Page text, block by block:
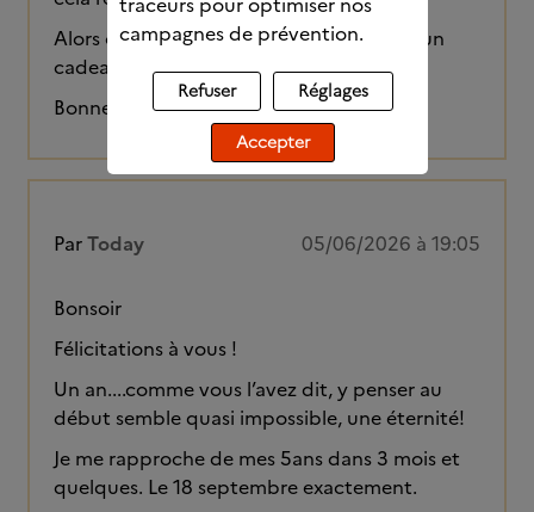
Alors oui, peut-être qu’il y a malgré tout un
cadeau caché derrière cette épreuve.
Bonne continuation à toi.
ParToday 05/06/2026 à 19:05
Bonsoir
Félicitations à vous !
Un an....comme vous l’avez dit, y penser au
début semble quasi impossible, une éternité!
Je me rapproche de mes 5ans dans 3 mois et
quelques. Le 18 septembre exactement.
campagnes de prévention.
Refuser Réglages
Accepter